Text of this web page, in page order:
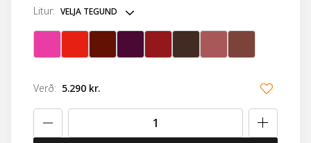
litur: VELJA TEGUND
Verð: 5.290 kr.